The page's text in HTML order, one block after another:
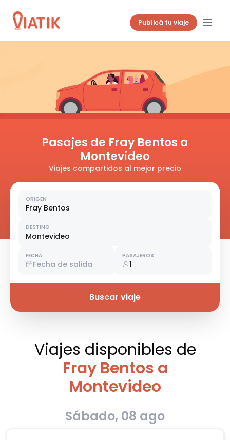
Publicá tu viaje
Pasajes de Fray Bentos a
Montevideo
Viajes compartidos al mejor precio
ORIGEN
Fray Bentos
DESTINO
Montevideo
FECHA
Fecha de salida
PASAJEROS
1
Buscar viaje
Viajes disponibles de
Fray Bentos a
Montevideo
Sábado, 08 ago